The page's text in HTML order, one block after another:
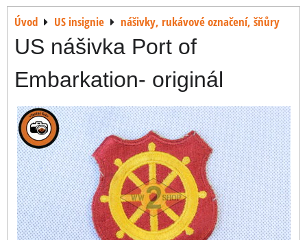
Úvod US insignie nášivky, rukávové označení, šňůry
US nášivka Port of
Embarkation- originál